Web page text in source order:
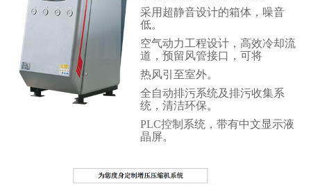
采用超静音设计的箱体，噪音
低。
空气动力工程设计，高效冷却流
道，预留风管接口，可将
热风引至室外。
全自动排污系统及排污收集系
统，清洁环保。
PLC控制系统，带有中文显示液
晶屏。